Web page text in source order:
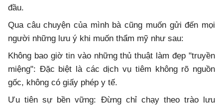
đầu.
Qua câu chuyện của mình bà cũng muốn gửi đến mọi
người những lưu ý khi muốn thẩm mỹ như sau:
Không bao giờ tin vào những thủ thuật làm đẹp "truyền
miệng": Đặc biệt là các dịch vụ tiêm không rõ nguồn
gốc, không có giấy phép y tế.
Ưu tiên sự bền vững: Đừng chỉ chạy theo trào lưu